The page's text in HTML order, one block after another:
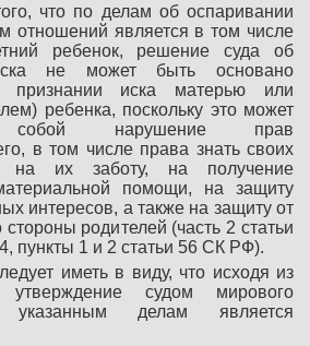
что по делам об оспаривании
отношений является в том числе
ребенок, решение суда об
не может быть основано
признании иска матерью или
ребенка, поскольку это может
нарушение прав
в том числе права знать своих
на их заботу, на получение
помощи, на защиту
интересов, а также на защиту от
родителей (часть 2 статьи
пункты 1 и 2 статьи 56 СК РФ).
иметь в виду, что исходя из
утверждение судом мирового
делам является